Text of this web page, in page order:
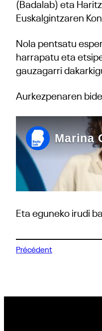
(Badalab) eta
Euskalgintzaren
Nola pentsatu
harrapatu eta
gauzagarri
Aurkezpenaren
Eta eguneko irudi
Précédent